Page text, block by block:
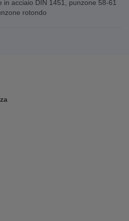
in acciaio DIN 1451, punzone 58-61
rotondo